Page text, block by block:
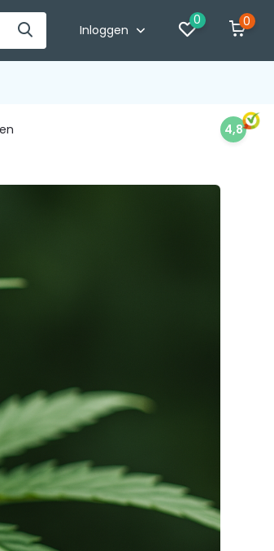
Inloggen
0 0
4,8